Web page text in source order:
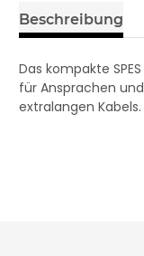
Beschreibung
Das kompakte
für Ansprachen
extralangen